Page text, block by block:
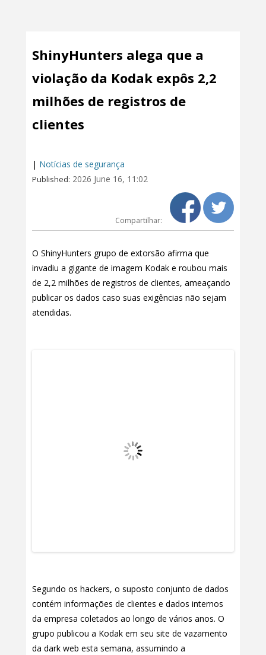
ShinyHunters alega que a
violação da Kodak expôs 2,2
milhões de registros de
clientes
| Notícias de segurança
Published: 2026 June 16, 11:02
Compartilhar:
O ShinyHunters grupo de extorsão afirma que
invadiu a gigante de imagem Kodak e roubou mais
de 2,2 milhões de registros de clientes, ameaçando
publicar os dados caso suas exigências não sejam
atendidas.
Segundo os hackers, o suposto conjunto de dados
contém informações de clientes e dados internos
da empresa coletados ao longo de vários anos. O
grupo publicou a Kodak em seu site de vazamento
da dark web esta semana, assumindo a